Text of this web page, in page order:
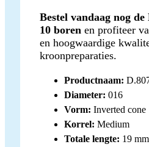
Bestel vandaag nog
10 boren en profiteer
en hoogwaardige
kroonpreparaties.
Productnaam:
Diameter: 016
Vorm: Inverted cone
Korrel: Medium
Totale lengte: 19 mm